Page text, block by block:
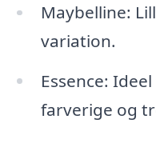
Maybelline:
variation.
Essence:
farverige og